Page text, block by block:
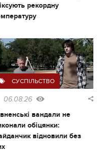
рекордну
СУСПІЛЬСТВО
06.08.26
вандали не
обіцянки:
відновили без